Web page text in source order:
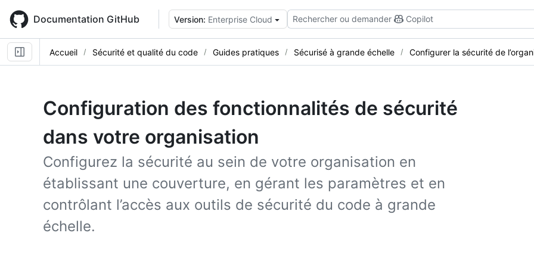
main
content
Documentation GitHub Version: Enterprise Cloud Rechercher ou demander Copilot
Accueil Sécurité et qualité du code Guides pratiques Sécurisé à grande échelle Configurer la sécurité de
Configuration des fonctionnalités de sécurité
dans votre organisation
Configurez la sécurité au sein de votre organisation en
établissant une couverture, en gérant les paramètres et en
contrôlant l’accès aux outils de sécurité du code à grande
échelle.